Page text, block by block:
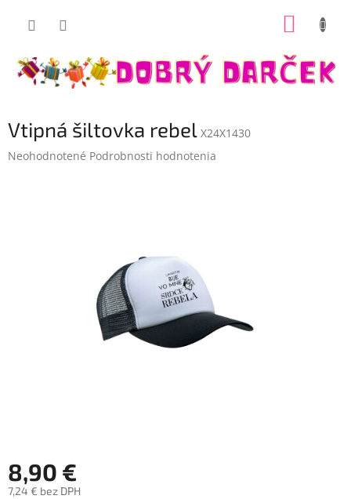
Vtipná šiltovka rebel X24X1430
Priemerné
Neohodnotené Podrobnosti hodnotenia
8,90 €
7,24 € bez DPH
Dobrý darček